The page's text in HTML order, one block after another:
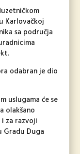
Karlovačkoj
sa područja
odabran je dio
uslugama će se
olakšano
za razvoji
Gradu Duga